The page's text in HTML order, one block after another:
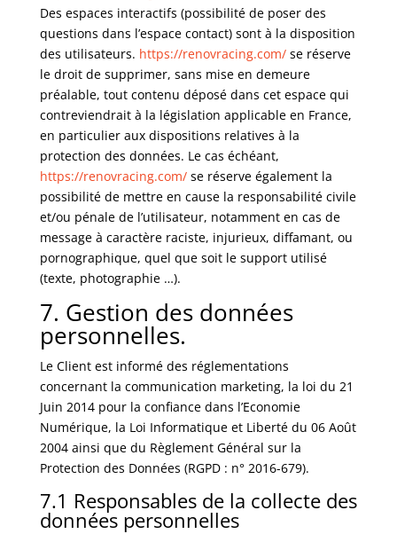
Des espaces interactifs (possibilité de poser des
questions dans l’espace contact) sont à la disposition
des utilisateurs. https://renovracing.com/se réserve
le droit de supprimer, sans mise en demeure
préalable, tout contenu déposé dans cet espace qui
contreviendrait à la législation applicable en France,
en particulier aux dispositions relatives à la
protection des données. Le cas échéant,
https://renovracing.com/se réserve également la
possibilité de mettre en cause la responsabilité civile
et/ou pénale de l’utilisateur, notamment en cas de
message à caractère raciste, injurieux, diffamant, ou
pornographique, quel que soit le support utilisé
(texte, photographie …).
7. Gestion des données
personnelles.
Le Client est informé des réglementations
concernant la communication marketing, la loi du 21
Juin 2014 pour la confiance dans l’Economie
Numérique, la Loi Informatique et Liberté du 06 Août
2004 ainsi que du Règlement Général sur la
Protection des Données (RGPD : n° 2016-679).
7.1 Responsables de la collecte des
données personnelles